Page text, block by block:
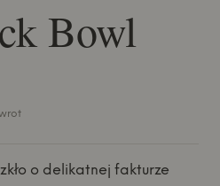
Bowl
o delikatnej fakturze